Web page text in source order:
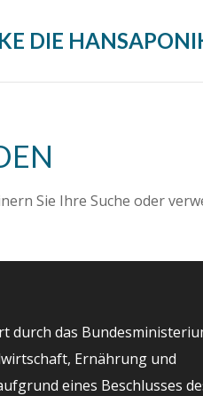
DIE
Sie Ihre Suche oder
durch das
Ernährung und
eines Beschlusses